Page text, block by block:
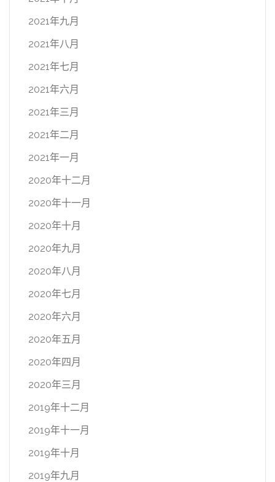
2021年九月
2021年八月
2021年七月
2021年六月
2021年三月
2021年二月
2021年一月
2020年十二月
2020年十一月
2020年十月
2020年九月
2020年八月
2020年七月
2020年六月
2020年五月
2020年四月
2020年三月
2019年十二月
2019年十一月
2019年十月
2019年九月